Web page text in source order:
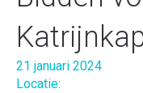
21 januari 2024
Locatie: